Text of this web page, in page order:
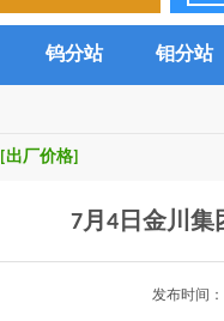
钨分站 钼分站
[出厂价格]
7月4日金川集
发布时间